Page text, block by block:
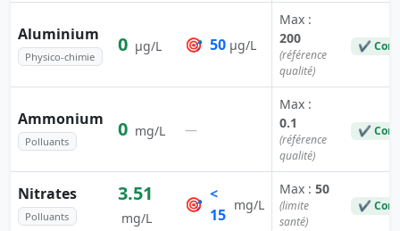
Aluminium
Physico-chimie
0 µg/L 🎯 50 µg/L
Max :
200
(référence
qualité)
✔
Ammonium
Polluants
0 mg/L —
Max :
0.1
(référence
qualité)
✔
Nitrates
Polluants
3.51
mg/L
🎯
<
15
mg/L
Max : 50
(limite
santé)
✔